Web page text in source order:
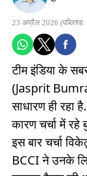
23 अप्रैल 2026
टीम इंडिया के
(Jasprit
साधारण ही
कारण चर्चा में रहे
इस बार चर्चा
BCCI ने उनके